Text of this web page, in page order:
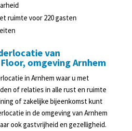
ruimte voor 220 gasten
van
omgeving Arnhem
in Arnhem waar u met
of relaties in alle rust en ruimte
of zakelijke bijeenkomst kunt
in de omgeving van Arnhem
ook gastvrijheid en gezelligheid.